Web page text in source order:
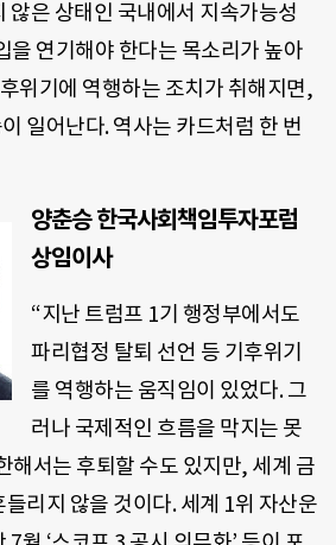
않은 상태인 국내에서 지속가능성
을 연기해야 한다는 목소리가 높아
위기에 역행하는 조치가 취해지면,
일어난다. 역사는 카드처럼 한 번
양춘승 한국사회책임투자포럼
상임이사
“지난 트럼프 1기 행정부에서도
파리협정 탈퇴 선언 등 기후위기
를 역행하는 움직임이 있었다. 그
러나 국제적인 흐름을 막지는 못
해서는 후퇴할 수도 있지만, 세계 금
리지 않을 것이다. 세계 1위 자산운